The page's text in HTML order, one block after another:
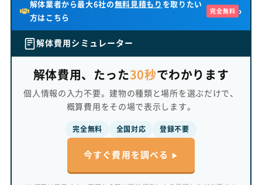
解体業者から最大6社の無料見積もり を取りたい
方はこちら
完全無料 ›
解体費用シミュレーター
解体費用、たった 30秒でわかります
個人情報の入力不要。建物の種類と場所を選ぶだけで、
概算費用をその場で表示します。
完全無料 全国対応 登録不要
今すぐ費用を調べる